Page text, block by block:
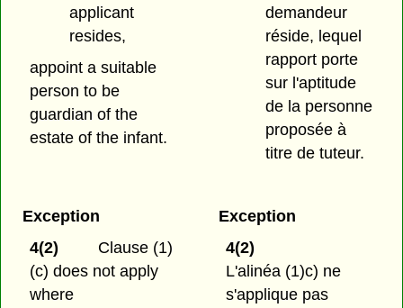
applicant
resides,
appoint a suitable
person to be
guardian of the
estate of the infant.
demandeur
réside, lequel
rapport porte
sur l'aptitude
de la personne
proposée à
titre de tuteur.
Exception
4(2)
Clause (1)
(c) does not apply
where
Exception
4(2)
L'alinéa (1)c) ne
s'applique pas